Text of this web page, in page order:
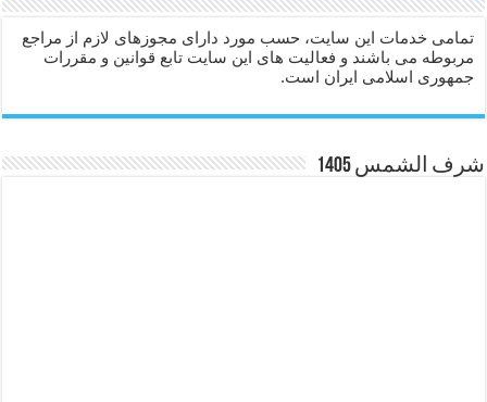
تمامی خدمات این سایت، حسب مورد دارای مجوزهای لازم از مراجع
مربوطه می باشند و فعالیت های این سایت تابع قوانین و مقررات
جمهوری اسلامی ایران است.
شرف الشمس 1405